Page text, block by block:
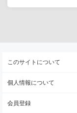
このサイトについて
個人情報について
会員登録